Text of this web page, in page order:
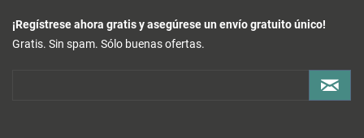
¡Regístrese ahora gratis y asegúrese un envío gratuito único!
Gratis. Sin spam. Sólo buenas ofertas.